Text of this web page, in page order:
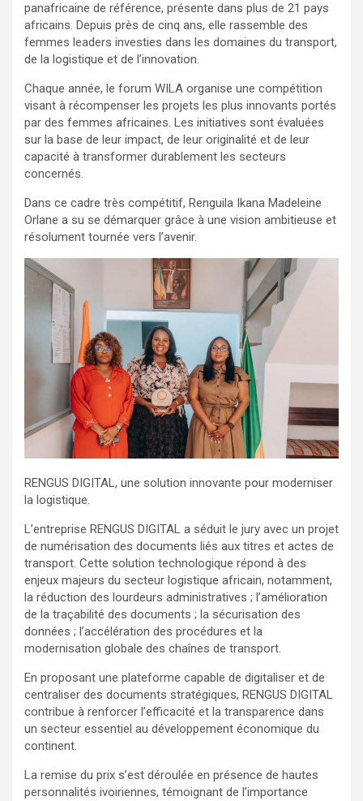
panafricaine de référence, présente dans plus de 21 pays
africains. Depuis près de cinq ans, elle rassemble des
femmes leaders investies dans les domaines du transport,
de la logistique et de l’innovation.
Chaque année, le forum WILA organise une compétition
visant à récompenser les projets les plus innovants portés
par des femmes africaines. Les initiatives sont évaluées
sur la base de leur impact, de leur originalité et de leur
capacité à transformer durablement les secteurs
concernés.
Dans ce cadre très compétitif, Renguila Ikana Madeleine
Orlane a su se démarquer grâce à une vision ambitieuse et
résolument tournée vers l’avenir.
RENGUS DIGITAL, une solution innovante pour moderniser
la logistique.
L’entreprise RENGUS DIGITAL a séduit le jury avec un projet
de numérisation des documents liés aux titres et actes de
transport. Cette solution technologique répond à des
enjeux majeurs du secteur logistique africain, notamment,
la réduction des lourdeurs administratives ; l’amélioration
de la traçabilité des documents ; la sécurisation des
données ; l’accélération des procédures et la
modernisation globale des chaînes de transport.
En proposant une plateforme capable de digitaliser et de
centraliser des documents stratégiques, RENGUS DIGITAL
contribue à renforcer l’efficacité et la transparence dans
un secteur essentiel au développement économique du
continent.
La remise du prix s’est déroulée en présence de hautes
personnalités ivoiriennes, témoignant de l’importance